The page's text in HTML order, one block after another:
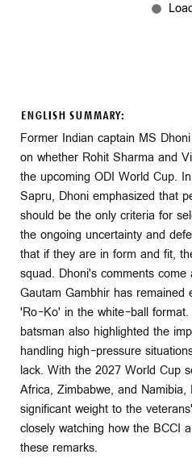
ENGLISH SUMMARY:
Former Indian captain MS
on whether Rohit Sharma and
the upcoming ODI World Cup.
Sapru, Dhoni emphasized that
should be the only criteria for
the ongoing uncertainty and
that if they are in form and fit,
squad. Dhoni's comments
Gautam Gambhir has remained
'Ro-Ko' in the white-ball
batsman also highlighted the
handling high-pressure
lack. With the 2027 World Cup
Africa, Zimbabwe, and
significant weight to the
closely watching how the BCCI
these remarks.